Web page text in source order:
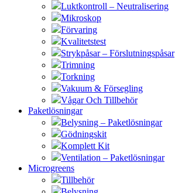
Luktkontroll – Neutralisering
Mikroskop
Förvaring
Kvalitetstest
Strykpåsar – Förslutningspåsar
Trimning
Torkning
Vakuum & Försegling
Vågar Och Tillbehör
Paketlösningar
Belysning – Paketlösningar
Gödningskit
Komplett Kit
Ventilation – Paketlösningar
Microgreens
Tillbehör